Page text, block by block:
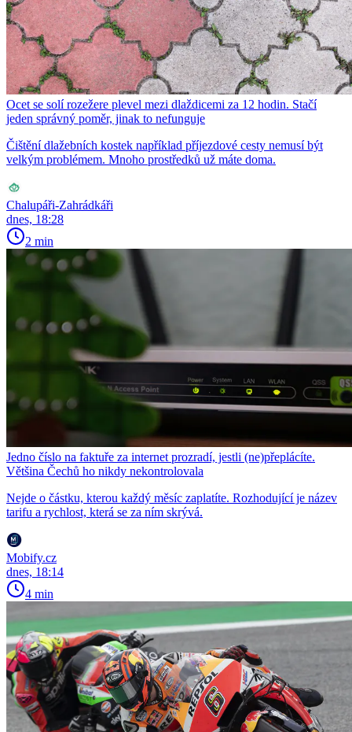
Ocet se solí rozežere plevel mezi dlaždicemi za 12 hodin. Stačí
jeden správný poměr, jinak to nefunguje
Čištění dlažebních kostek například příjezdové cesty nemusí být
velkým problémem. Mnoho prostředků už máte doma.
Chalupáři-Zahrádkáři
dnes, 18:28
2 min
Jedno číslo na faktuře za internet prozradí, jestli (ne)přeplácíte.
Většina Čechů ho nikdy nekontrolovala
Nejde o částku, kterou každý měsíc zaplatíte. Rozhodující je název
tarifu a rychlost, která se za ním skrývá.
Mobify.cz
dnes, 18:14
4 min